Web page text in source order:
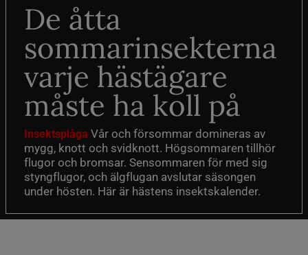
De åtta
sommarinsekterna
varje hästägare
måste ha koll på
Insektsplåga Vår och försommar domineras av
mygg, knott och svidknott. Högsommaren tillhör
flugor och bromsar. Sensommaren för med sig
styngflugor, och älgflugan avslutar säsongen
under hösten. Här är hästens insektskalender.